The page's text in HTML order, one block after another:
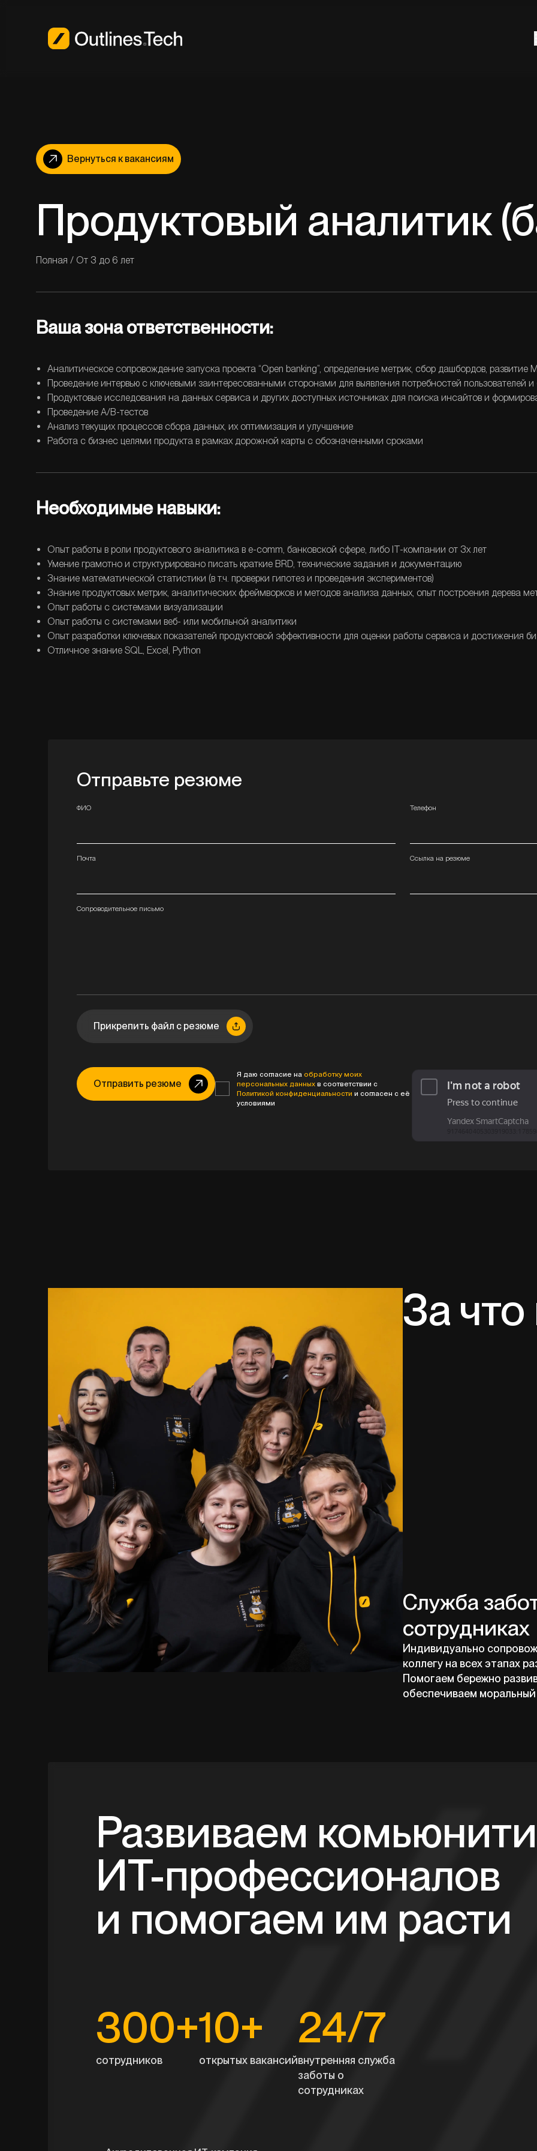
Вернуться к вакансиям
Продуктовый аналитик
Полная / От 3 до 6 лет
Ваша зона ответственности:
Аналитическое сопровождение запуска проекта “Open banking”, определение метрик, сбор дашбордов, развитие
Проведение интервью с ключевыми заинтересованными сторонами для выявления потребностей пользователей и
Продуктовые исследования на данных сервиса и других доступных источниках для поиска инсайтов и
Проведение A/B-тестов
Анализ текущих процессов сбора данных, их оптимизация и улучшение
Работа с бизнес целями продукта в рамках дорожной карты с обозначенными сроками
Необходимые навыки:
Опыт работы в роли продуктового аналитика в e-comm, банковской сфере, либо IT-компании от 3х лет
Умение грамотно и структурировано писать краткие BRD, технические задания и документацию
Знание математической статистики (в т.ч. проверки гипотез и проведения экспериментов)
Знание продуктовых метрик, аналитических фреймворков и методов анализа данных, опыт построения дерева
Опыт работы с системами визуализации
Опыт работы с системами веб- или мобильной аналитики
Опыт разработки ключевых показателей продуктовой эффективности для оценки работы сервиса и достижения
Отличное знание SQL, Excel, Python
Отправьте резюме
ФИО Телефон
Почта Ссылка на резюме
Сопроводительное письмо
Прикрепить файл с резюме
Я даю согласие на обработку моих
персональных данных в соответствии с
Политикой конфиденциальности и согласен с её
условиями
Отправить резюме
За
Служба
сотрудниках
Индивидуально
коллегу на всех этапах
Помогаем бережно
обеспечиваем
Развиваем комьюнити
ИТ-профессионалов
и помогаем им расти
300+
сотрудников
10+
открытых вакансий
24/7
внутренняя служба
заботы о
сотрудниках